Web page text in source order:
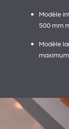
Modèle
500 mm
Modèle